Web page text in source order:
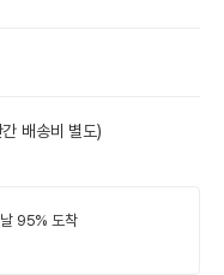
배송비 별도)
95% 도착